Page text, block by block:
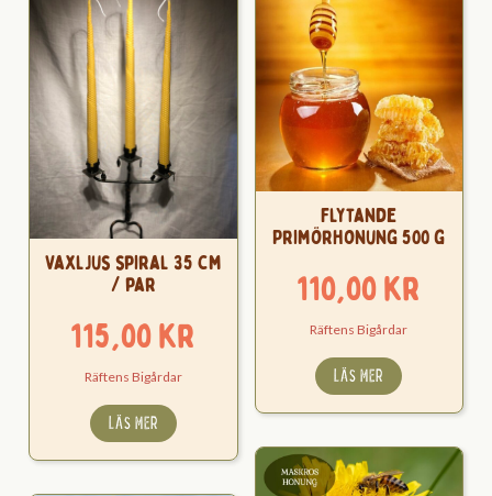
Vaxljus spiral 35 cm
/ par
115,00kr
Räftens Bigårdar
LÄS MER
Flytande
Primörhonung 500 g
110,00kr
Räftens Bigårdar
LÄS MER